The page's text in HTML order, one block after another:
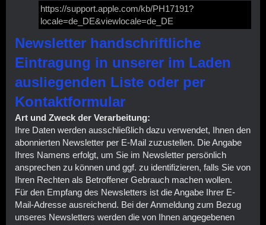
https://support.apple.com/kb/PH17191?
locale=de_DE&viewlocale=de_DE
Newsletter handschriftliche
Eintragung in unserer im Laden
ausliegenden Liste oder per
Kontaktformular
Art und Zweck der Verarbeitung:
Ihre Daten werden ausschließlich dazu verwendet, Ihnen den
abonnierten Newsletter per E-Mail zuzustellen. Die Angabe
Ihres Namens erfolgt, um Sie im Newsletter persönlich
ansprechen zu können und ggf. zu identifizieren, falls Sie von
Ihren Rechten als Betroffener Gebrauch machen wollen.
Für den Empfang des Newsletters ist die Angabe Ihrer E-
Mail-Adresse ausreichend. Bei der Anmeldung zum Bezug
unseres Newsletters werden die von Ihnen angegebenen